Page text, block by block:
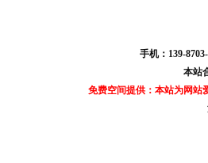
手机：139-
本站
免费空间提供：本站为网站